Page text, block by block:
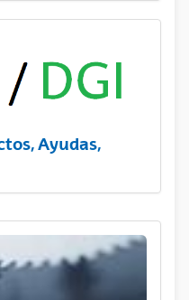
Ayudas,